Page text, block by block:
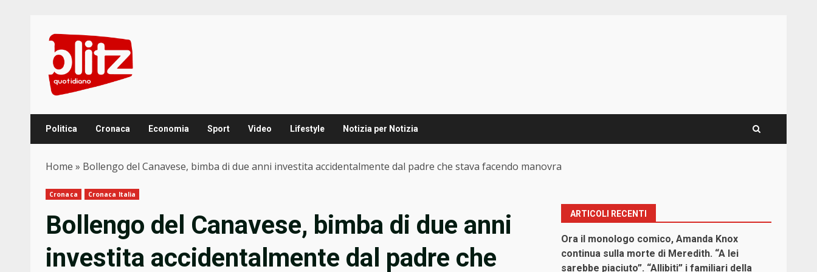
content
Politica Cronaca Economia Sport Video Lifestyle Notizia per Notizia
Home » Bollengo del Canavese, bimba di due anni investita accidentalmente dal padre che stava facendo manovra
Cronaca Cronaca Italia
Bollengo del Canavese, bimba di due anni
investita accidentalmente dal padre che
ARTICOLI RECENTI
Ora il monologo comico, Amanda Knox
continua sulla morte di Meredith. “A lei
sarebbe piaciuto”. “Allibiti” i familiari della